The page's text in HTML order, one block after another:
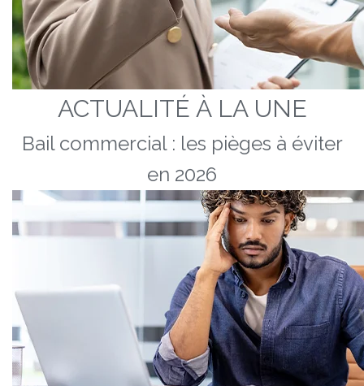
ACTUALITÉ À LA UNE
Bail commercial : les pièges à éviter
en 2026